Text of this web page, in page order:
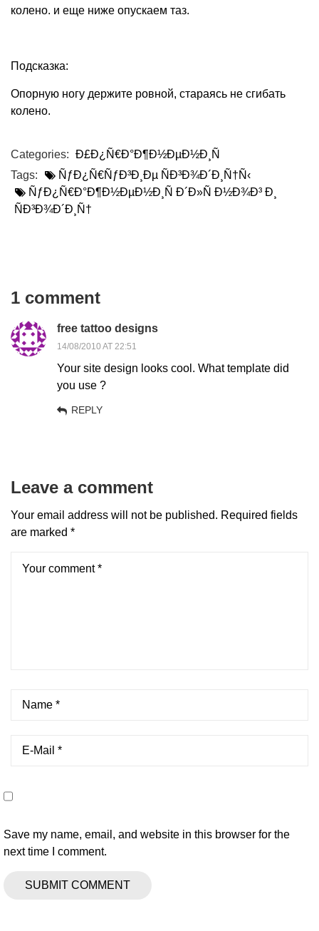
колено. и еще ниже опускаем таз.
Подсказка:
Опорную ногу держите ровной, стараясь не сгибать
колено.
Categories: Ð£Ð¿Ñ€Ð°Ð¶Ð½ÐµÐ½Ð¸Ñ
Tags:
ÑƒÐ¿Ñ€ÑƒÐ³Ð¸Ðµ ÑÐ³Ð¾Ð´Ð¸Ñ†Ñ‹
ÑƒÐ¿Ñ€Ð°Ð¶Ð½ÐµÐ½Ð¸Ñ Ð´Ð»Ñ Ð½Ð¾Ð³ Ð¸
ÑÐ³Ð¾Ð´Ð¸Ñ†
1 comment
free tattoo designs
14/08/2010 AT 22:51
Your site design looks cool. What template did
you use ?
REPLY
Leave a comment
Your email address will not be published. Required fields
are marked *
Save my name, email, and website in this browser for the
next time I comment.